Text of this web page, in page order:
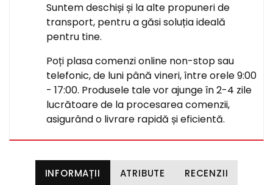
Suntem deschiși și la alte propuneri de
transport, pentru a găsi soluția ideală
pentru tine.
Poți plasa comenzi online non-stop sau
telefonic, de luni până vineri, între orele 9:00
- 17:00. Produsele tale vor ajunge în 2-4 zile
lucrătoare de la procesarea comenzii,
asigurând o livrare rapidă și eficientă.
INFORMAȚII ATRIBUTE RECENZII